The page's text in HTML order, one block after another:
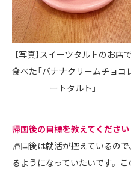
【写真】スイーツタルトのお店で
食べた「バナナクリームチョコ
ートタルト」
――帰国後の目標を教えてください
帰国後は就活が控えているの
るようになっていたいです。